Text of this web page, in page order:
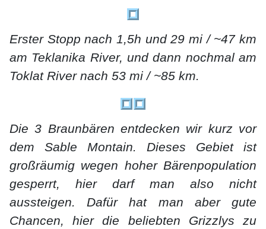
Erster Stopp nach 1,5h und 29 mi / ~47 km
am Teklanika River, und dann nochmal am
Toklat River nach 53 mi / ~85 km.
Die 3 Braunbären entdecken wir kurz vor
dem Sable Montain. Dieses Gebiet ist
großräumig wegen hoher Bärenpopulation
gesperrt, hier darf man also nicht
aussteigen. Dafür hat man aber gute
Chancen, hier die beliebten Grizzlys zu